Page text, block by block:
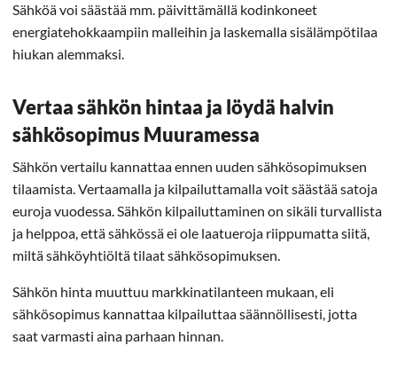
Sähköä voi säästää mm. päivittämällä kodinkoneet
energiatehokkaampiin malleihin ja laskemalla sisälämpötilaa
hiukan alemmaksi.
Vertaa sähkön hintaa ja löydä halvin
sähkösopimus Muuramessa
Sähkön vertailu kannattaa ennen uuden sähkösopimuksen
tilaamista. Vertaamalla ja kilpailuttamalla voit säästää satoja
euroja vuodessa. Sähkön kilpailuttaminen on sikäli turvallista
ja helppoa, että sähkössä ei ole laatueroja riippumatta siitä,
miltä sähköyhtiöltä tilaat sähkösopimuksen.
Sähkön hinta muuttuu markkinatilanteen mukaan, eli
sähkösopimus kannattaa kilpailuttaa säännöllisesti, jotta
saat varmasti aina parhaan hinnan.